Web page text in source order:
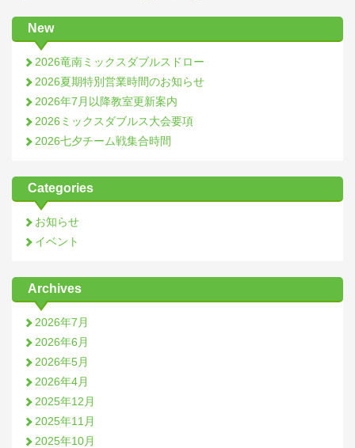
New
2026竜南ミックスダブルスドロー
2026夏期特別営業時間のお知らせ
2026年7月以降教室更新案内
2026ミックスダブルス大会要項
2026七夕チーム戦集合時間
Categories
お知らせ
イベント
Archives
2026年7月
2026年6月
2026年5月
2026年4月
2025年12月
2025年11月
2025年10月